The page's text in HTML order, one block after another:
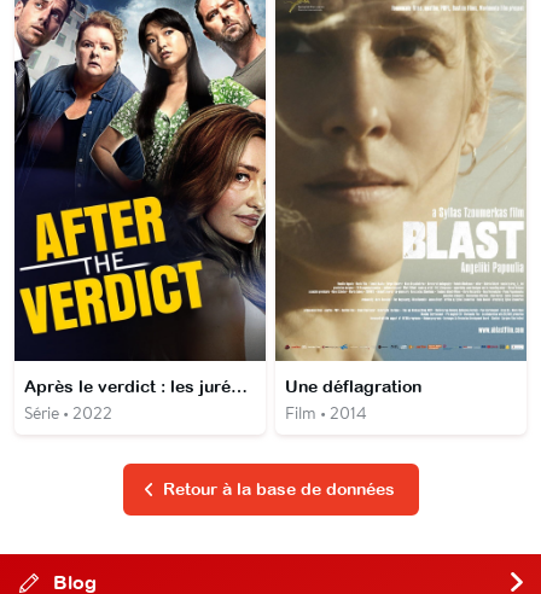
Après le verdict : les jurés mènent l'enquête
Série • 2022
Une déflagration
Film • 2014
Retour à la base de données
Blog